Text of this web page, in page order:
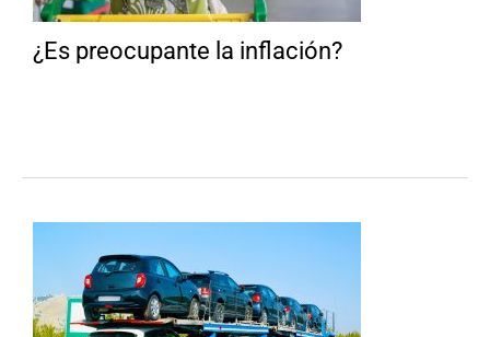
¿Es preocupante la inflación?